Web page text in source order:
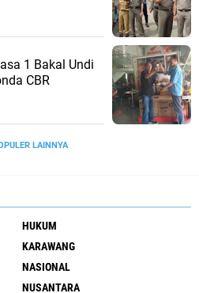
1 Bakal Undi
CBR
LAINNYA
HUKUM
KARAWANG
NASIONAL
NUSANTARA